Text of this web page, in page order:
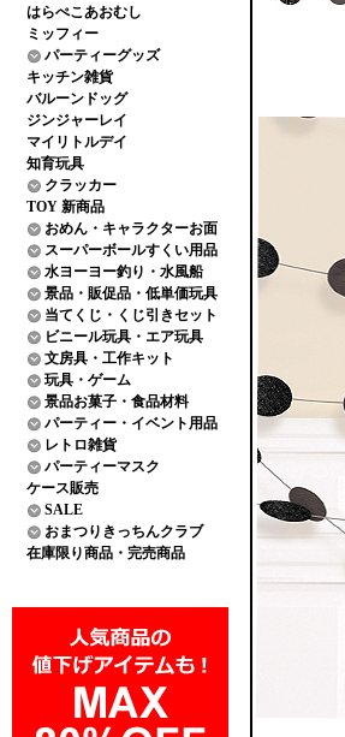
はらぺこあおむし
ミッフィー
パーティーグッズ
キッチン雑貨
バルーンドッグ
ジンジャーレイ
マイリトルデイ
知育玩具
クラッカー
TOY 新商品
おめん・キャラクターお面
スーパーボールすくい用品
水ヨーヨー釣り・水風船
景品・販促品・低単価玩具
当てくじ・くじ引きセット
ビニール玩具・エア玩具
文房具・工作キット
玩具・ゲーム
景品お菓子・食品材料
パーティー・イベント用品
レトロ雑貨
パーティーマスク
ケース販売
SALE
おまつりきっちんクラブ
在庫限り商品・完売商品